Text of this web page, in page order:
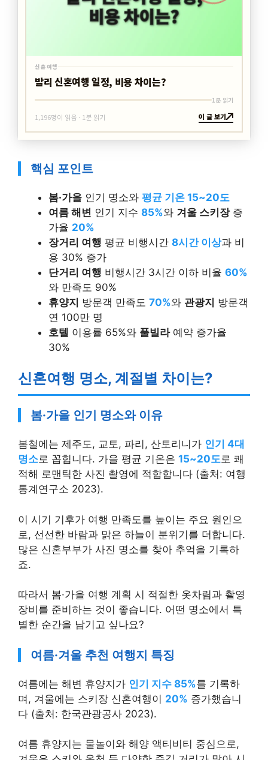
신혼여행
발리 신혼여행 일정, 비용 차이는?
1분 읽기
1,196명이 읽음 · 1분 읽기 이 글 보기
핵심 포인트
봄·가을 인기 명소와 평균 기온 15~20도
여름 해변 인기 지수 85%와 겨울 스키장증
가율 20%
장거리 여행 평균 비행시간 8시간 이상과 비
용 30% 증가
단거리 여행 비행시간 3시간 이하 비율 60%
와 만족도 90%
휴양지 방문객 만족도 70%와 관광지 방문객
연 100만 명
호텔 이용률 65%와 풀빌라예약 증가율
30%
신혼여행 명소, 계절별 차이는?
봄·가을 인기 명소와 이유
봄철에는 제주도, 교토, 파리, 산토리니가 인기 4대
명소로 꼽힙니다. 가을 평균 기온은 15~20도로 쾌
적해 로맨틱한 사진 촬영에 적합합니다 (출처: 여행
통계연구소 2023).
이 시기 기후가 여행 만족도를 높이는 주요 원인으
로, 선선한 바람과 맑은 하늘이 분위기를 더합니다.
많은 신혼부부가 사진 명소를 찾아 추억을 기록하
죠.
따라서 봄·가을 여행 계획 시 적절한 옷차림과 촬영
장비를 준비하는 것이 좋습니다. 어떤 명소에서 특
별한 순간을 남기고 싶나요?
여름·겨울 추천 여행지 특징
여름에는 해변 휴양지가 인기 지수 85%를 기록하
며, 겨울에는 스키장 신혼여행이 20% 증가했습니
다 (출처: 한국관광공사 2023).
여름 휴양지는 물놀이와 해양 액티비티 중심으로,